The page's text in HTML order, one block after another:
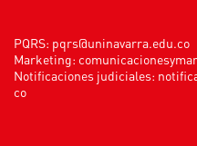
PQRS: pqrs@uninavarra.edu.co
Marketing:
Notificaciones judiciales:
co